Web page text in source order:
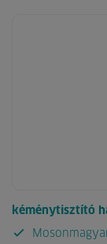
kéménytisztító